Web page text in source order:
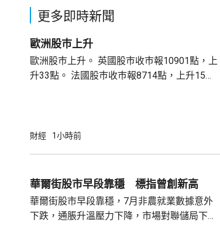
更多即時新聞
歐洲股巿上升
歐洲股巿上升。 英國股巿收巿報10901點，上
升33點。 法國股巿收巿報8714點，上升15
財經 1小時前
華爾街股市早段靠穩 標指曾創新高
華爾街股市早段靠穩，7月非農就業數據意外
下跌，通脹升溫壓力下降，市場對聯儲局下月